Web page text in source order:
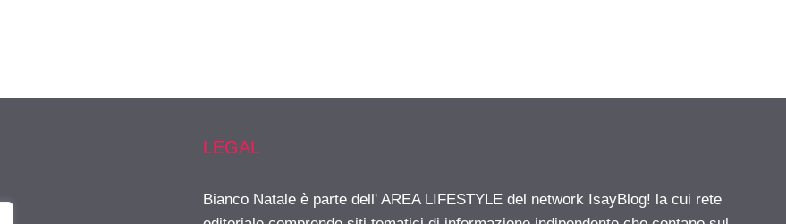
LEGAL
Bianco Natale è parte dell' AREA LIFESTYLE del network IsayBlog! la cui rete